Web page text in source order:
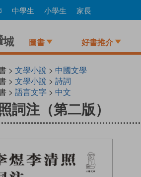
中學生 小學生 家長
圖書 好書推介
> 文學小說 > 中國文學
> 文學小說 > 詩詞
> 語言文字 > 中文
詞注（第二版）